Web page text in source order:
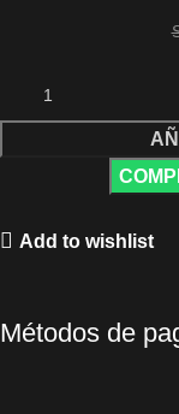
Add to wishlist
Métodos de